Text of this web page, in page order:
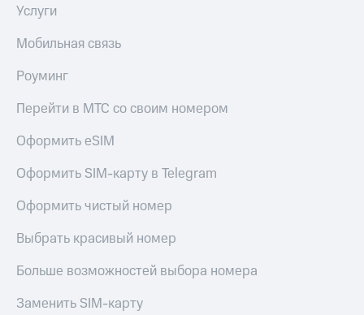
Услуги
Мобильная связь
Роуминг
Перейти в МТС со своим номером
Оформить eSIM
Оформить SIM-карту в Telegram
Оформить чистый номер
Выбрать красивый номер
Больше возможностей выбора номера
Заменить SIM-карту